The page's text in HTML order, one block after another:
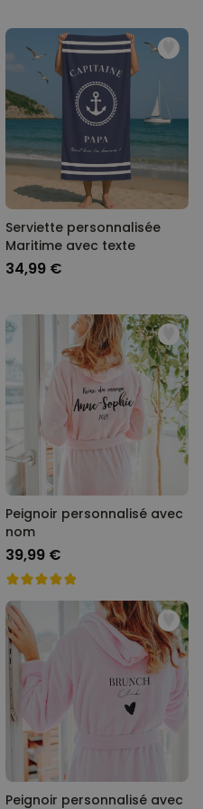
Serviette personnalisée
Maritime avec texte
34,99 €
Peignoir personnalisé avec
nom
39,99 €
Peignoir personnalisé avec